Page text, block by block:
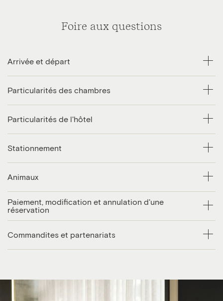
Foire aux questions
Arrivée et départ
Particularités des chambres
Particularités de l'hôtel
Stationnement
Animaux
Paiement, modification et annulation d'une
réservation
Commandites et partenariats